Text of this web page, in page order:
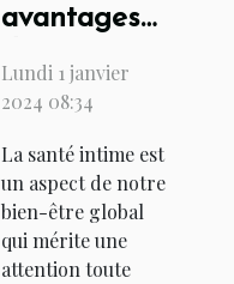
avantages
lubrifiants
pour la
santé intime
Lundi 1 janvier
2024 08:34
La santé intime est
un aspect de notre
bien-être global
qui mérite une
attention toute